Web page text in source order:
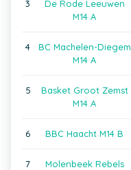
3
De Rode Leeuwen
M14 A
4
BC Machelen-Diegem
M14 A
5
Basket Groot Zemst
M14 A
6 BBC Haacht M14 B
7
Molenbeek Rebels